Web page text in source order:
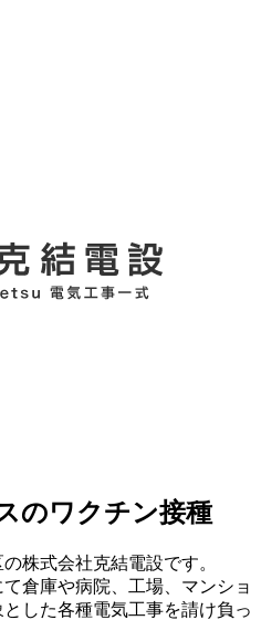
のワクチン接種
株式会社克結電設です。
倉庫や病院、工場、マンショ
した各種電気工事を請け負っ